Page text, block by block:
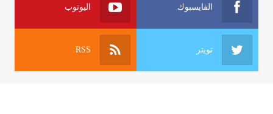
الفايسبوك اليوتوب
تويتر RSS